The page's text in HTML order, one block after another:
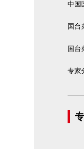
中国
国台
国台
专家